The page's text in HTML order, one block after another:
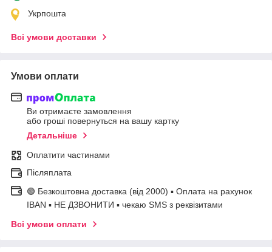
Укрпошта
Всі умови доставки
Умови оплати
Ви отримаєте замовлення
або гроші повернуться на вашу картку
Детальніше
Оплатити частинами
Післяплата
🟢 Безкоштовна доставка (від 2000) ▪ Оплата на рахунок
IBAN ▪ НЕ ДЗВОНИТИ ▪ чекаю SMS з реквізитами
Всі умови оплати